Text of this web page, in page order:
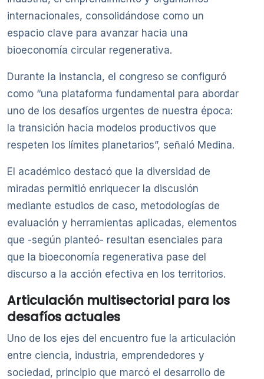
internacionales, consolidándose como un
espacio clave para avanzar hacia una
bioeconomía circular regenerativa.
Durante la instancia, el congreso se configuró
como “una plataforma fundamental para abordar
uno de los desafíos urgentes de nuestra época:
la transición hacia modelos productivos que
respeten los límites planetarios”, señaló Medina.
El académico destacó que la diversidad de
miradas permitió enriquecer la discusión
mediante estudios de caso, metodologías de
evaluación y herramientas aplicadas, elementos
que -según planteó- resultan esenciales para
que la bioeconomía regenerativa pase del
discurso a la acción efectiva en los territorios.
Articulación multisectorial para los
desafíos actuales
Uno de los ejes del encuentro fue la articulación
entre ciencia, industria, emprendedores y
sociedad, principio que marcó el desarrollo de